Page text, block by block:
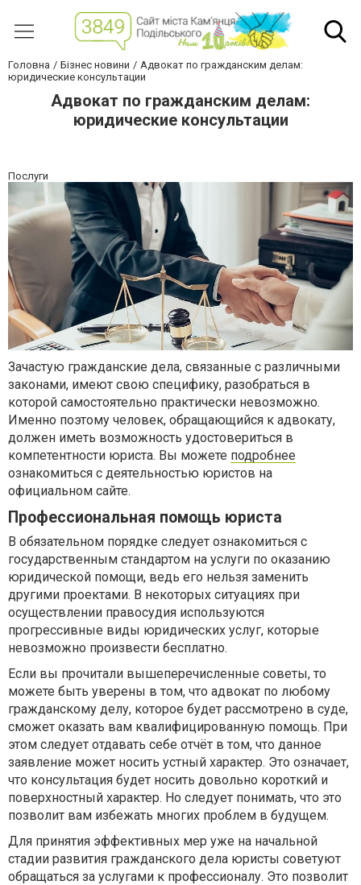
Головна Бізнес новини
Адвокат по гражданским делам:
юридические консультации
Адвокат по гражданским делам:
юридические консультации
Послуги
Зачастую гражданские дела, связанные с различными
законами, имеют свою специфику, разобраться в
которой самостоятельно практически невозможно.
Именно поэтому человек, обращающийся к адвокату,
должен иметь возможность удостовериться в
компетентности юриста. Вы можете подробнее
ознакомиться с деятельностью юристов на
официальном сайте.
Профессиональная помощь юриста
В обязательном порядке следует ознакомиться с
государственным стандартом на услуги по оказанию
юридической помощи, ведь его нельзя заменить
другими проектами. В некоторых ситуациях при
осуществлении правосудия используются
прогрессивные виды юридических услуг, которые
невозможно произвести бесплатно.
Если вы прочитали вышеперечисленные советы, то
можете быть уверены в том, что адвокат по любому
гражданскому делу, которое будет рассмотрено в суде,
сможет оказать вам квалифицированную помощь. При
этом следует отдавать себе отчёт в том, что данное
заявление может носить устный характер. Это означает,
что консультация будет носить довольно короткий и
поверхностный характер. Но следует понимать, что это
позволит вам избежать многих проблем в будущем.
Для принятия эффективных мер уже на начальной
стадии развития гражданского дела юристы советуют
обращаться за услугами к профессионалу. Это позволит